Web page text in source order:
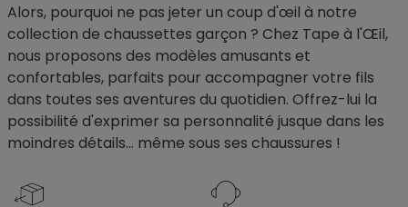
Alors, pourquoi ne pas jeter un coup d'œil à notre
collection de chaussettes garçon ? Chez Tape à l'Œil,
nous proposons des modèles amusants et
confortables, parfaits pour accompagner votre fils
dans toutes ses aventures du quotidien. Offrez-lui la
possibilité d'exprimer sa personnalité jusque dans les
moindres détails... même sous ses chaussures !